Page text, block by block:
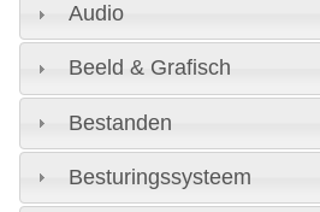
Audio
Beeld & Grafisch
Bestanden
Besturingssysteem